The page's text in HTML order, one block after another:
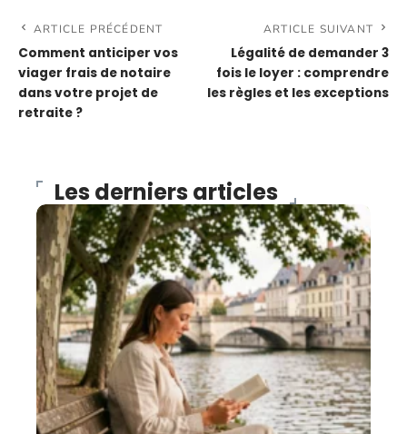
ARTICLE PRÉCÉDENT
Comment anticiper vos
viager frais de notaire
dans votre projet de
retraite ?
ARTICLE SUIVANT
Légalité de demander 3
fois le loyer : comprendre
les règles et les exceptions
Les derniers articles